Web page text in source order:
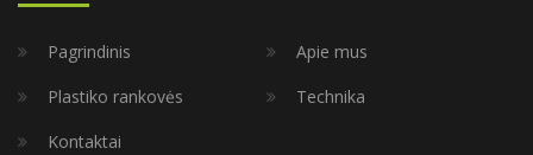
Pagrindinis
Apie mus
Plastiko rankovės
Technika
Kontaktai